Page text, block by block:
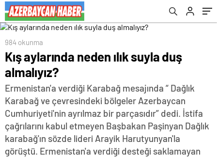
984 okunma
Kış aylarında neden ılık suyla duş
almalıyız?
Ermenistan'a verdiği Karabağ mesajında “ Dağlık
Karabağ ve çevresindeki bölgeler Azerbaycan
Cumhuriyeti'nin ayrılmaz bir parçasıdır” dedi. İstifa
çağrılarını kabul etmeyen Başbakan Paşinyan Dağlık
karabağ'ın sözde lideri Arayik Harutyunyan'la
görüştü. Ermenistan'a verdiği desteği saklamayan